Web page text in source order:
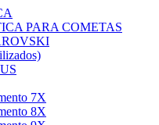
PARA COMETAS
7X
8X